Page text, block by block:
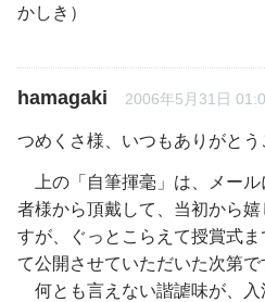
かしき）
hamagaki 2006年5月31日
つめくさ様、いつもありがとう
上の「自筆揮毫」は、メール
者様から頂戴して、当初から
すが、ぐっとこらえて授賞式
て公開させていただいた次第で
何とも言えない諧謔味が、入